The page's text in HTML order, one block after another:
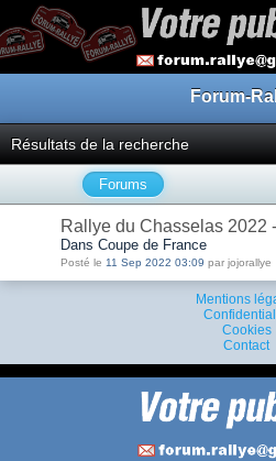
Forum-
Résultats de la recherche
Forums
Rallye du Chasselas 2022
Dans Coupe de France
Posté le 11 Sep 2022 03:09 par jojorallye
Mentions
Cookies
Contact